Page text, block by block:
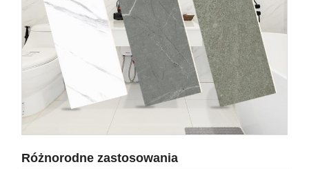
Różnorodne zastosowania